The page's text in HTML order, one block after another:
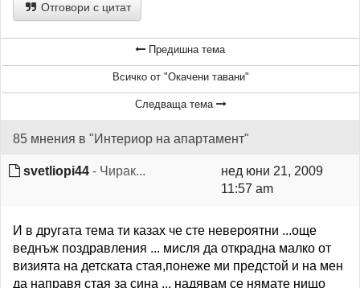
Отговори с цитат
Предишна тема
Всичко от "Окачени тавани"
Следваща тема
85 мнения в "Интериор на апартамент"
svetliopi44 - Чирак...
нед юни 21, 2009
11:57 am
И в другата тема ти казах че сте невероятни ...още
веднъж поздравления ... мисля да открадна малко от
визията на детската стая,понеже ми предстой и на мен
да направя стая за сина ... надявам се нямате нищо